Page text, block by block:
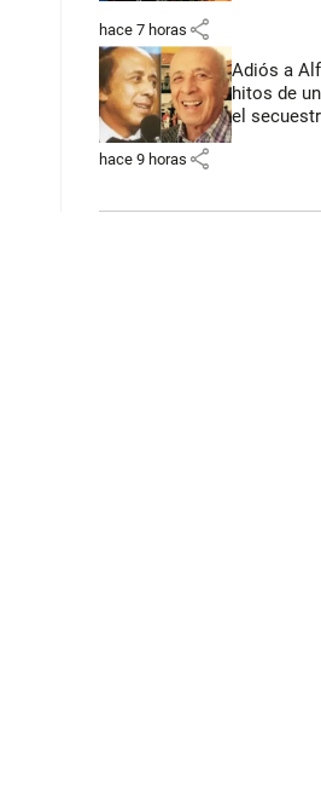
hace 7 horas share
Adiós a
hitos de
el
hace 9 horas share